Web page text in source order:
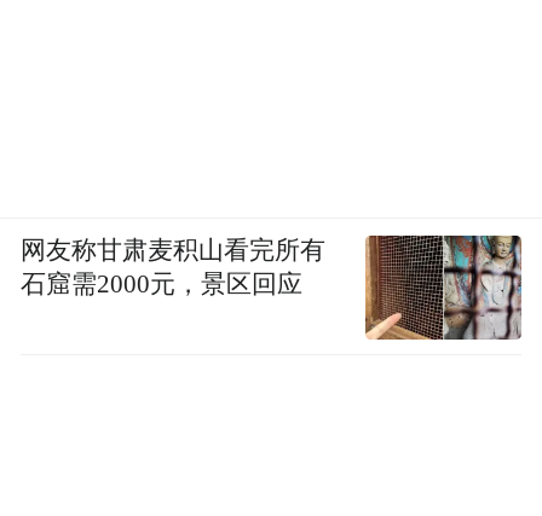
网友称甘肃麦积山看完所有
石窟需2000元，景区回应